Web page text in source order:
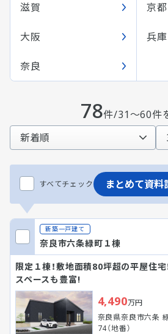
滋賀 京都
大阪 兵庫
奈良
78件/31～60件
すべてチェック まとめて資料
新築一戸建て
奈良市六条緑町１棟
限定１棟！敷地面積80坪超の平屋住宅
スペースも豊富!
4,490万円
奈良県奈良市六条
74（地番）